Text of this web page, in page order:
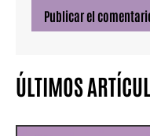
ÚLTIMOS